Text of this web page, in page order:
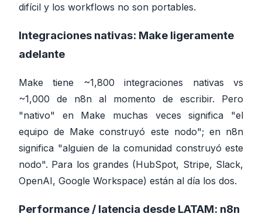
difícil y los workflows no son portables.
Integraciones nativas: Make ligeramente
adelante
Make tiene ~1,800 integraciones nativas vs
~1,000 de n8n al momento de escribir. Pero
"nativo" en Make muchas veces significa "el
equipo de Make construyó este nodo"; en n8n
significa "alguien de la comunidad construyó este
nodo". Para los grandes (HubSpot, Stripe, Slack,
OpenAI, Google Workspace) están al día los dos.
Performance / latencia desde LATAM: n8n